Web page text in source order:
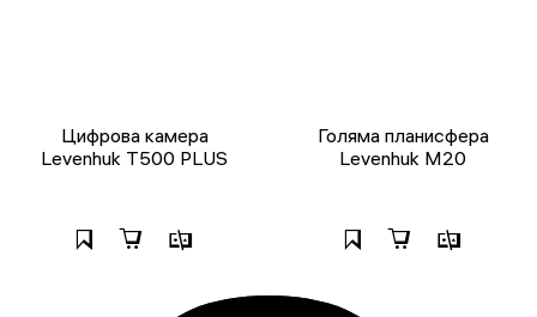
Цифрова камера
Levenhuk T500 PLUS
Голяма планисфера
Levenhuk M20